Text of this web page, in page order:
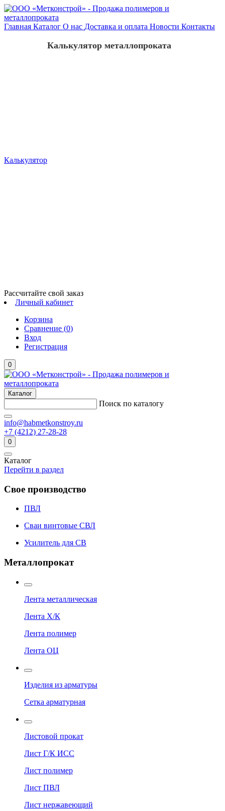
Главная Каталог О нас Доставка и оплата Новости Контакты
Калькулятор
Калькулятор металлопроката
Рассчитайте свой заказ
Личный кабинет
Корзина
Сравнение (0)
Вход
Регистрация
0
Каталог
Поиск по каталогу
info@habmetkonstroy.ru
+7 (4212) 27-28-28
0
Каталог
Перейти в раздел
Свое производство
ПВЛ
Сваи винтовые СВЛ
Усилитель для СВ
Металлопрокат
Лента металлическая
Лента Х/К
Лента полимер
Лента ОЦ
Изделия из арматуры
Сетка арматурная
Листовой прокат
Лист Г/К ИСС
Лист полимер
Лист ПВЛ
Лист нержавеющий